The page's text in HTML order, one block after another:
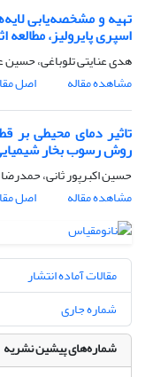
تهیه و مشخصه‌یابی
اسپری پایرولیز،
هدی عنایتی تلوباغی،
مشاهده مقاله
اصل
تاثیر دمای محیطی بر
روش رسوب بخار
حسین اکبرپور ثانی،
مشاهده مقاله
اصل
مقالات آماده انتشار
شماره جاری
شماره‌های پیشین نشریه